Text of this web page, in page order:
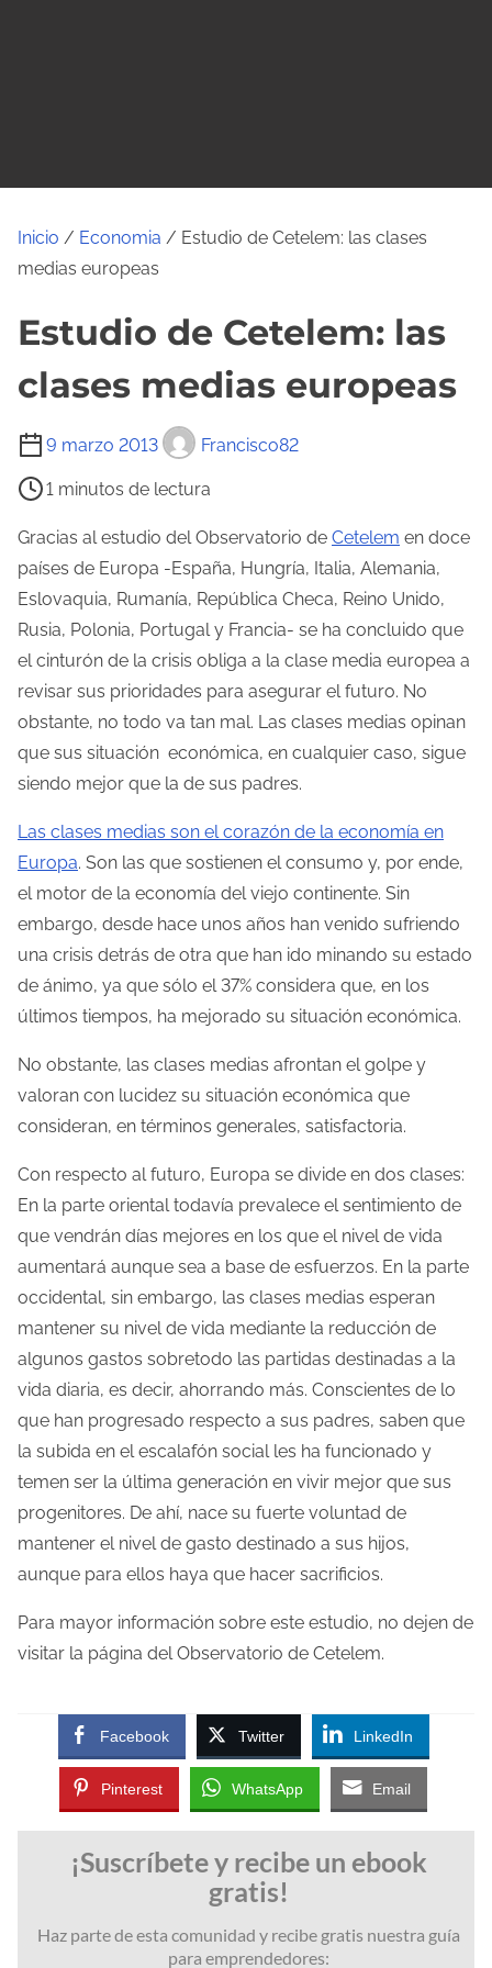
Inicio / Economia / Estudio de Cetelem: las clases
medias europeas
Estudio de Cetelem: las
clases medias europeas
9 marzo 2013 Francisco82
T
e
m
p
o
d
e
l
e
c
t
r
a
d
e
l
a
e
n
d
a
1 minutos de lectura
Gracias al estudio del Observatorio de Cetelem en doce
países de Europa -España, Hungría, Italia, Alemania,
Eslovaquia, Rumanía, República Checa, Reino Unido,
Rusia, Polonia, Portugal y Francia- se ha concluido que
el cinturón de la crisis obliga a la clase media europea a
revisar sus prioridades para asegurar el futuro. No
obstante, no todo va tan mal. Las clases medias opinan
que sus situación económica, en cualquier caso, sigue
siendo mejor que la de sus padres.
Las clases medias son el corazón de la economía en
Europa. Son las que sostienen el consumo y, por ende,
el motor de la economía del viejo continente. Sin
embargo, desde hace unos años han venido sufriendo
una crisis detrás de otra que han ido minando su estado
de ánimo, ya que sólo el 37% considera que, en los
últimos tiempos, ha mejorado su situación económica.
No obstante, las clases medias afrontan el golpe y
valoran con lucidez su situación económica que
consideran, en términos generales, satisfactoria.
Con respecto al futuro, Europa se divide en dos clases:
En la parte oriental todavía prevalece el sentimiento de
que vendrán días mejores en los que el nivel de vida
aumentará aunque sea a base de esfuerzos. En la parte
occidental, sin embargo, las clases medias esperan
mantener su nivel de vida mediante la reducción de
algunos gastos sobretodo las partidas destinadas a la
vida diaria, es decir, ahorrando más. Conscientes de lo
que han progresado respecto a sus padres, saben que
la subida en el escalafón social les ha funcionado y
temen ser la última generación en vivir mejor que sus
progenitores. De ahí, nace su fuerte voluntad de
mantener el nivel de gasto destinado a sus hijos,
aunque para ellos haya que hacer sacrificios.
Para mayor información sobre este estudio, no dejen de
visitar la página del Observatorio de Cetelem.
Facebook Twitter LinkedIn
Pinterest WhatsApp Email